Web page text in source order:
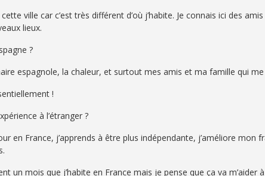
cette ville car c’est très différent d’où j’habite. Je connais ici des
lieux.
?
espagnole, la chaleur, et surtout mes amis et ma famille qui
!
à l’étranger ?
en France, j’apprends à être plus indépendante, j’améliore mon
un mois que j’habite en France mais je pense que ça va m’aider